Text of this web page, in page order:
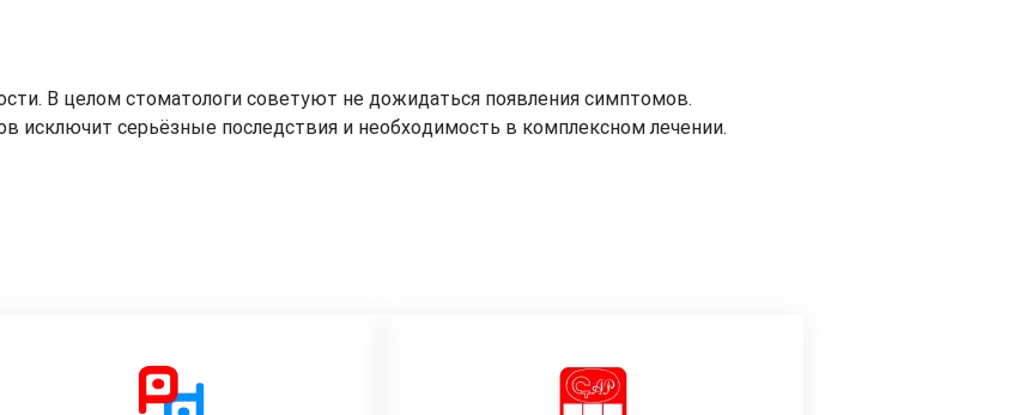
В целом стоматологи советуют не дожидаться появления симптомов.
исключит серьёзные последствия и необходимость в комплексном лечении.